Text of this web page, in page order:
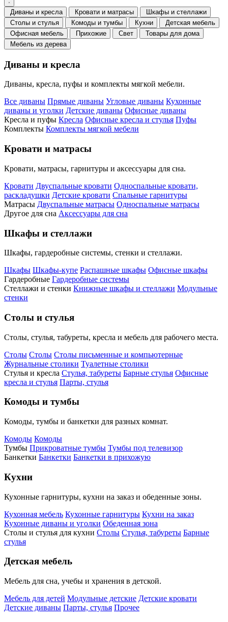
Диваны и кресла Кровати и матрасы
Шкафы и стеллажи
Столы и стулья
Комоды и тумбы Кухни
Детская мебель
Офисная мебель
Прихожие Свет
Товары для дома
Мебель из дерева
Диваны и кресла
Диваны, кресла, пуфы и комплекты мягкой мебели.
Все диваны Прямые диваны Угловые диваны Кухонные
диваны и уголки Детские диваны Офисные диваны
Кресла и пуфы Кресла Офисные кресла и стулья Пуфы
Комплекты Комплекты мягкой мебели
Кровати и матрасы
Кровати, матрасы, гарнитуры и аксессуары для сна.
Кровати Двуспальные кровати Односпальные кровати,
раскладушки Детские кровати Спальные гарнитуры
Матрасы Двуспальные матрасы Односпальные матрасы
Другое для сна Аксессуары для сна
Шкафы и стеллажи
Шкафы, гардеробные системы, стенки и стеллажи.
Шкафы Шкафы-купе Распашные шкафы Офисные шкафы
Гардеробные Гардеробные системы
Стеллажи и стенки Книжные шкафы и стеллажи Модульные
стенки
Столы и стулья
Столы, стулья, табуреты, кресла и мебель для рабочего места.
Столы Столы Столы письменные и компьютерные
Журнальные столики Туалетные столики
Стулья и кресла Стулья, табуреты Барные стулья Офисные
кресла и стулья Парты, стулья
Комоды и тумбы
Комоды, тумбы и банкетки для разных комнат.
Комоды Комоды
Тумбы Прикроватные тумбы Тумбы под телевизор
Банкетки Банкетки Банкетки в прихожую
Кухни
Кухонные гарнитуры, кухни на заказ и обеденные зоны.
Кухонная мебель Кухонные гарнитуры Кухни на заказ
Кухонные диваны и уголки Обеденная зона
Столы и стулья для кухни Столы Стулья, табуреты Барные
стулья
Детская мебель
Мебель для сна, учебы и хранения в детской.
Мебель для детей Модульные детские Детские кровати
Детские диваны Парты, стулья Прочее